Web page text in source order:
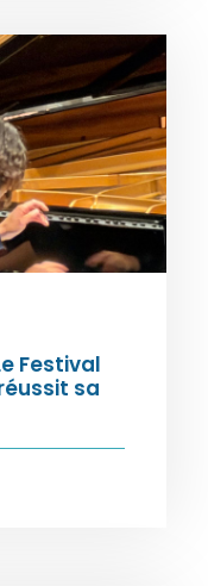
Festival
sa